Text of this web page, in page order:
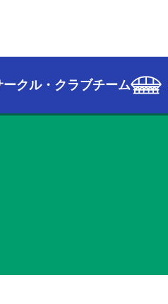
ークル・クラブチーム